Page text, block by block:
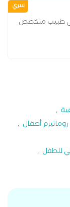
سري
طبيب متخصص
,
روماتيزم أطفال ,
للطفل ,